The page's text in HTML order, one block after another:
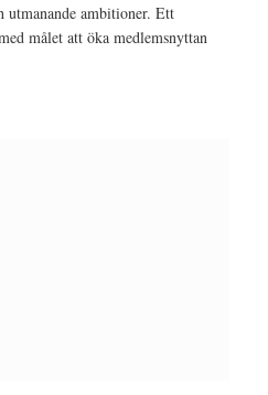
utmanande ambitioner. Ett
målet att öka medlemsnyttan